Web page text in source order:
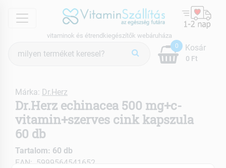
menu
vitaminok és étrendkiegészítők webáruháza
keresés
0
0 Ft
Kosár
Márka: Dr.Herz
Dr.Herz echinacea 500 mg+c-
vitamin+szerves cink kapszula
60 db
Tartalom: 60 db
EAN: 5999564541652